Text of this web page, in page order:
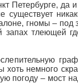
Петербурге, да
гномы – под
запах тлеющей
немного
погоду – мост